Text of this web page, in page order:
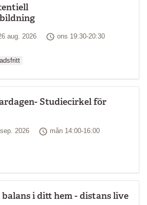
aug. 2026 Tid
ons 19:30-20:30
Studiecirkel för
2026 Tid
mån 14:00-16:00
i ditt hem - distans live